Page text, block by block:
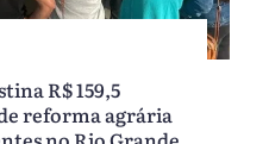
R$ 159,5
reforma agrária